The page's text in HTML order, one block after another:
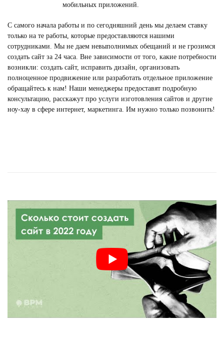
мобильных приложений.
С самого начала работы и по сегодняшний день мы делаем ставку
только на те работы, которые предоставляются нашими
сотрудниками. Мы не даем невыполнимых обещаний и не грозимся
создать сайт за 24 часа. Вне зависимости от того, какие потребности
возникли: создать сайт, исправить дизайн, организовать
полноценное продвижение или разработать отдельное приложение
обращайтесь к нам! Наши менеджеры предоставят подробную
консультацию, расскажут про услуги изготовления сайтов и другие
ноу-хау в сфере интернет, маркетинга. Им нужно только позвонить!